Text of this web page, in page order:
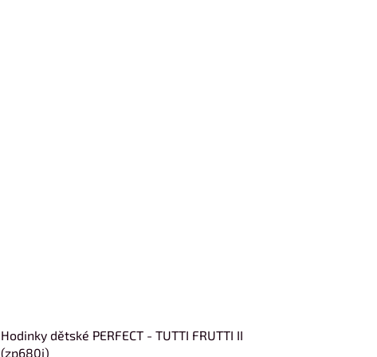
Hodinky dětské PERFECT - TUTTI FRUTTI II
(zp680j)